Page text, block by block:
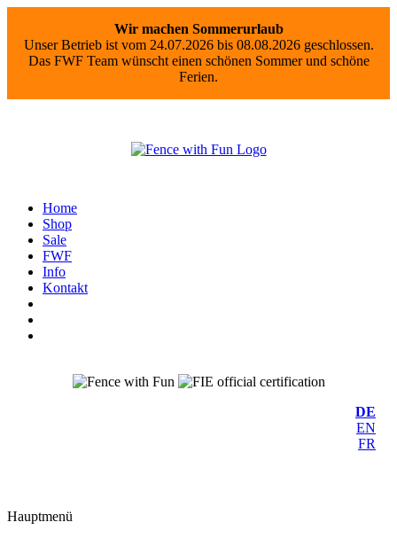
Wir machen Sommerurlaub
Unser Betrieb ist vom 24.07.2026 bis 08.08.2026 geschlossen.
Das FWF Team wünscht einen schönen Sommer und schöne
Ferien.
Home
Shop
Sale
FWF
Info
Kontakt
DE
EN
FR
Hauptmenü